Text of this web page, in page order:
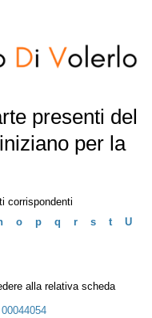
presenti del
per la
corrispondenti
o p q r s t U
alla relativa scheda